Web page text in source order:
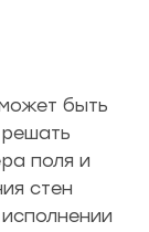
быть
поля и
стен